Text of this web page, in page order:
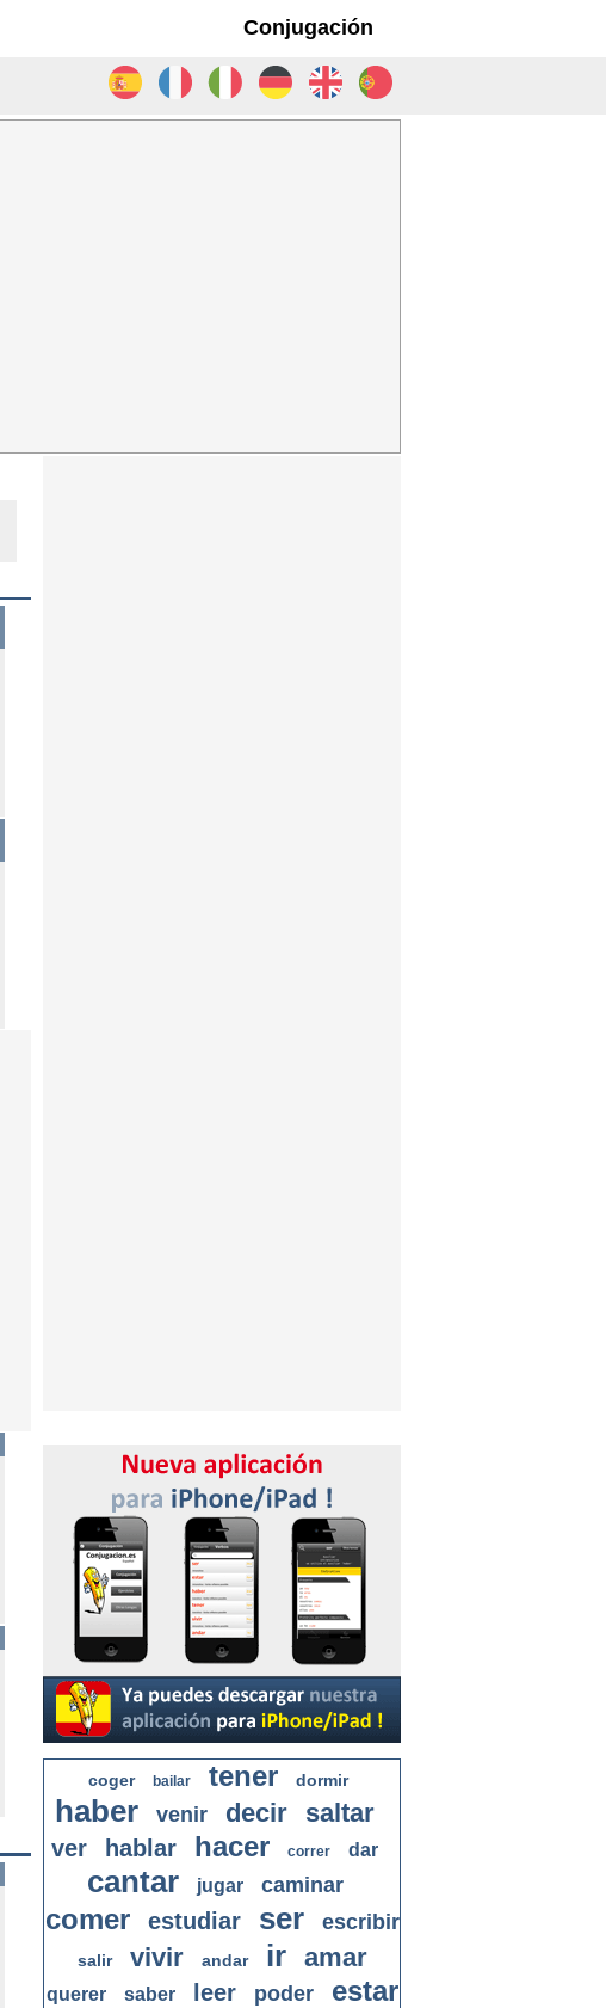
Conjugación
coger bailar tener dormir
haber venir decir saltar
ver hablar hacer correr dar
cantar jugar caminar
comer estudiar ser escribir
salir vivir andar ir amar
querer saber leer poder estar